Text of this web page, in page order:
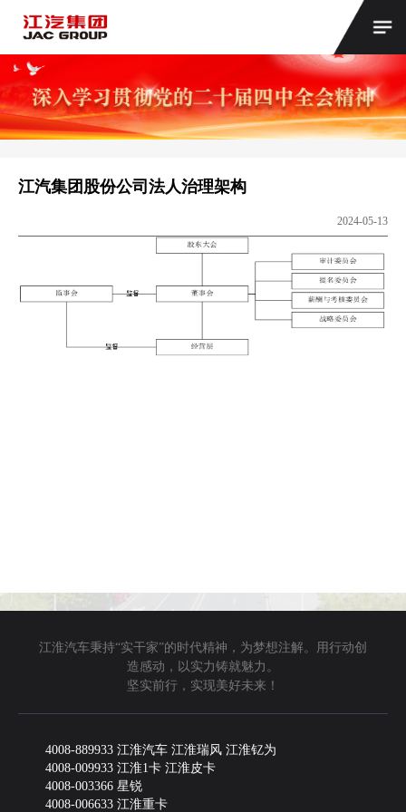
江汽集团股份公司法人治理架构
2024-05-13
江淮汽车秉持“实干家”的时代精神，为梦想注解。用行动创
造感动，以实力铸就魅力。
坚实前行，实现美好未来！
4008-889933 江淮汽车 江淮瑞风 江淮钇为
4008-009933 江淮1卡 江淮皮卡
4008-003366 星锐
4008-006633 江淮重卡